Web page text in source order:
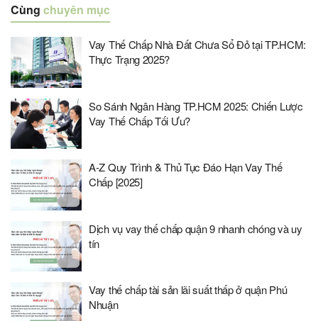
Cùng chuyên mục
Vay Thế Chấp Nhà Đất Chưa Sổ Đỏ tại TP.HCM:
Thực Trạng 2025?
So Sánh Ngân Hàng TP.HCM 2025: Chiến Lược
Vay Thế Chấp Tối Ưu?
A-Z Quy Trình & Thủ Tục Đáo Hạn Vay Thế
Chấp [2025]
Dịch vụ vay thế chấp quận 9 nhanh chóng và uy
tín
Vay thế chấp tài sản lãi suất thấp ở quận Phú
Nhuận